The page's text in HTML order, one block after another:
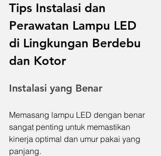
Tips Instalasi dan
Perawatan Lampu LED
di Lingkungan Berdebu
dan Kotor
Instalasi yang Benar
Memasang lampu LED dengan benar
sangat penting untuk memastikan
kinerja optimal dan umur pakai yang
panjang.